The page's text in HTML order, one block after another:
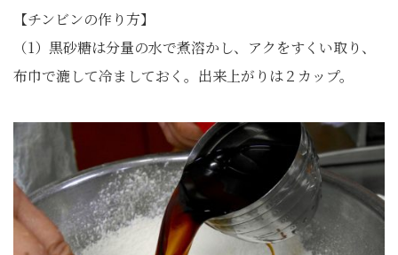
【チンビンの作り方】
（1）黒砂糖は分量の水で煮溶かし、アクをすくい取り、
布巾で漉して冷ましておく。出来上がりは２カップ。